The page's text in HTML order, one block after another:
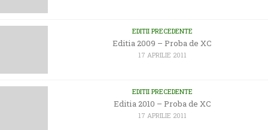
EDITII PRECEDENTE
Editia 2009 – Proba de XC
17 APRILIE 2011
EDITII PRECEDENTE
Editia 2010 – Proba de XC
17 APRILIE 2011